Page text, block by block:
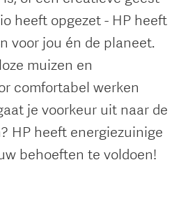
heeft opgezet - HP heeft
voor jou én de planeet.
muizen en
comfortabel werken
je voorkeur uit naar de
HP heeft energiezuinige
behoeften te voldoen!